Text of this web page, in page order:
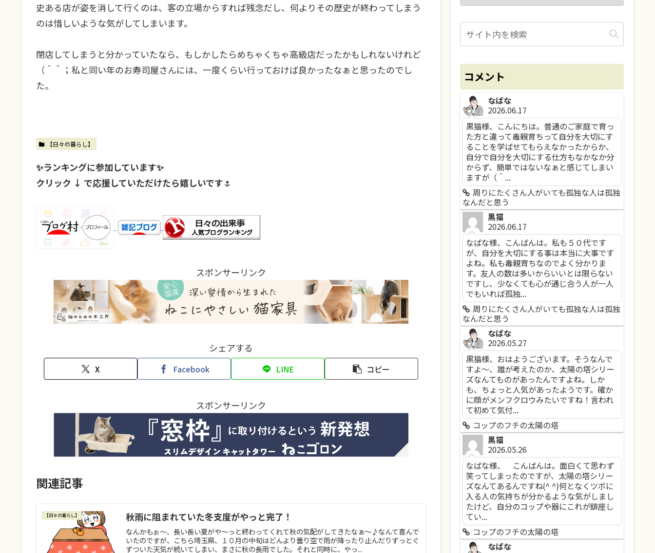
史ある店が姿を消して行くのは、客の立場からすれば残念だし、何よりその歴史が終わってしまう
のは惜しいような気がしてしまいます。
閉店してしまうと分かっていたなら、もしかしたらめちゃくちゃ高級店だったかもしれないけれど
（＾＾；私と同い年のお寿司屋さんには、一度くらい行っておけば良かったなぁと思ったのでし
た。
【日々の暮らし】
✨ランキングに参加しています✨
クリック ↓ で応援していただけたら嬉しいです🌷
スポンサーリンク
シェアする
X Facebook LINE コピー
スポンサーリンク
関連記事
【日々の暮らし】 秋雨に阻まれていた冬支度がやっと完了！
なんかもぉ～、長い長い夏がや～っと終わってくれて秋の気配がしてきたなぁ～♪なんて喜んで
いたのですが、こちら埼玉県、１０月の中旬はどんより曇り空で雨が降ったり止んだりずっとぐ
ずついた天気が続いてしまい、まさに秋の長雨でした。それと同時に、やっ...
コメント
なばな
2026.06.17
黒猫様、こんにちは。普通のご家庭で育っ
た方と違って毒親育ちって自分を大切にす
ることを学ばせてもらえなかったからか、
自分で自分を大切にする仕方もなかなか分
からず、簡単ではないなぁと感じてしまい
ますが（＾...
周りにたくさん人がいても孤独な人は孤独
なんだと思う
黒猫
2026.06.17
なばな様、こんばんは。私も５０代です
が、自分を大切にする事は本当に大事です
よね。私も毒親育ちなのでよく分かりま
す。友人の数は多いからいいとは限らない
ですし、少なくても心が通じ合う人が一人
でもいれば孤独...
周りにたくさん人がいても孤独な人は孤独
なんだと思う
なばな
2026.05.27
黒猫様、おはようございます。そうなんで
すよ～、誰が考えたのか、太陽の塔シリー
ズなんてものがあったんですよね。しか
も、ちょっと人気があったようです。確か
に顔がメンフクロウみたいですね！言われ
て初めて気付...
コップのフチの太陽の塔
黒猫
2026.05.26
なばな様、 こんばんは。面白くて思わず
笑ってしまったのですが、太陽の塔シリー
ズなんてあるんですね(^ ^)何となくツボに
入る人の気持ちが分かるような気がしまし
たけど、自分のコップや器にこれが鎮座し
てい...
コップのフチの太陽の塔
なばな